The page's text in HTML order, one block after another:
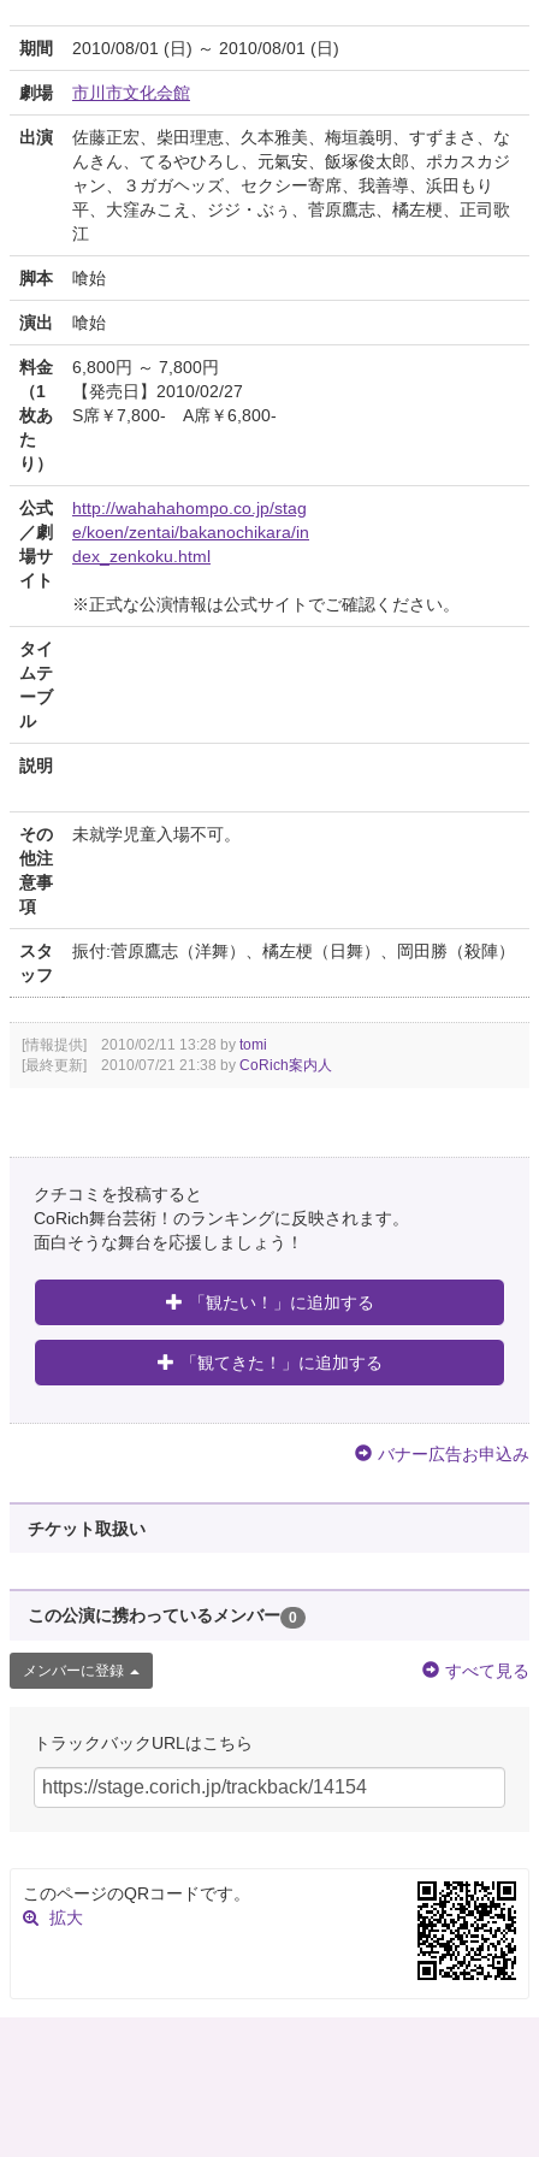
期間 2010/08/01 (日) ～ 2010/08/01 (日)
劇場 市川市文化会館
出演
佐藤正宏、柴田理恵、久本雅美、梅垣義明、すずまさ、な
んきん、てるやひろし、元氣安、飯塚俊太郎、ポカスカジ
ャン、３ガガヘッズ、セクシー寄席、我善導、浜田もり
平、大窪みこえ、ジジ・ぶぅ、菅原鷹志、橘左梗、正司歌
江
脚本 喰始
演出 喰始
料金
（1
枚あ
た
り）
6,800円 ～ 7,800円
【発売日】2010/02/27
S席￥7,800- A席￥6,800-
公式
／劇
場サ
イト
http://wahahahompo.co.jp/stag
e/koen/zentai/bakanochikara/in
dex_zenkoku.html
※正式な公演情報は公式サイトでご確認ください。
タイ
ムテ
ーブ
ル
説明
その
他注
意事
項
未就学児童入場不可。
スタ
ッフ
振付:菅原鷹志（洋舞）、橘左梗（日舞）、岡田勝（殺陣）
[情報提供] 2010/02/11 13:28 by tomi
[最終更新] 2010/07/21 21:38 by CoRich案内人
クチコミを投稿すると
CoRich舞台芸術！のランキングに反映されます。
面白そうな舞台を応援しましょう！
「観たい！」に追加する
「観てきた！」に追加する
バナー広告お申込み
チケット取扱い
この公演に携わっているメンバー 0
メンバーに登録 すべて見る
トラックバックURLはこちら
このページのQRコードです。
拡大